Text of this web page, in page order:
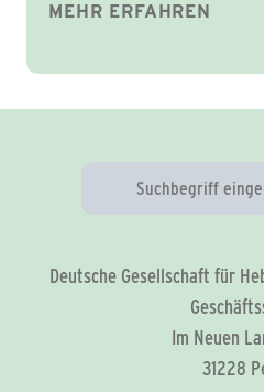
MEHR ERFAHREN
Deutsche Gesellschaft für
Im Neuen
31228